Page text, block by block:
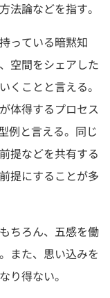
法論などを指す。
っている暗黙知
空間をシェアした
くことと言える。
体得するプロセス
例と言える。同じ
提などを共有する
提にすることが多
ちろん、五感を働
また、思い込みを
り得ない。